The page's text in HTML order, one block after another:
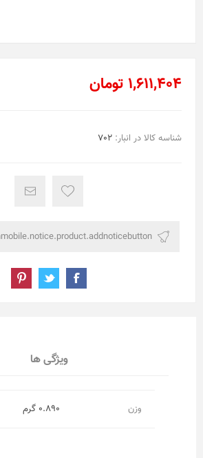
1,611,404 تومان
شناسه کالا در انبار: 702
ویژگی ها
وزن 0.890 گرم